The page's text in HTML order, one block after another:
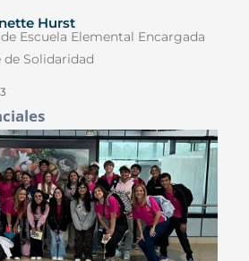
Hurst
Escuela Elemental Encargada
de Solidaridad